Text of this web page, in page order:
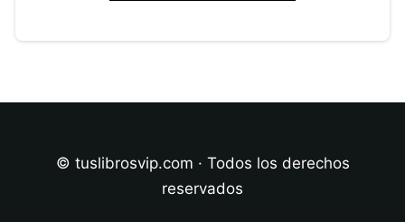
© tuslibrosvip.com · Todos los derechos
reservados